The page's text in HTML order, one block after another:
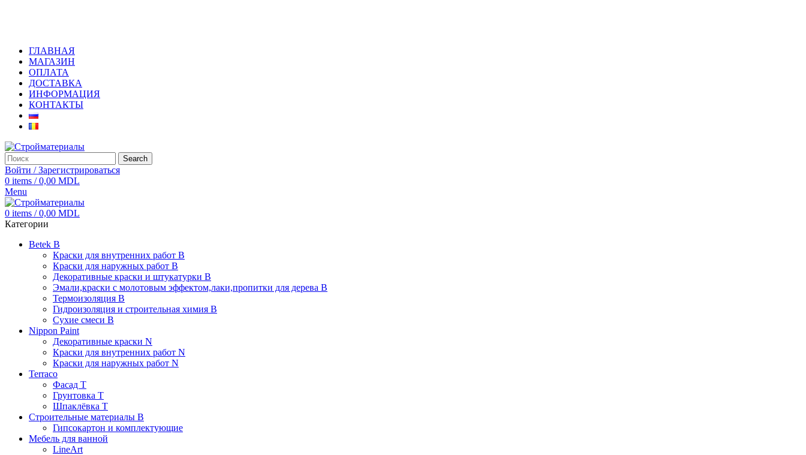
ГЛАВНАЯ
МАГАЗИН
ОПЛАТА
ДОСТАВКА
ИНФОРМАЦИЯ
КОНТАКТЫ
Search
Войти / Зарегистрироваться
0 items / 0,00 MDL
Menu
0 items / 0,00 MDL
Категории
Betek B
Краски для внутренних работ B
Краски для наружных работ B
Декоративные краски и штукатурки В
Эмали,краски с молотовым эффектом,лаки,пропитки для дерева В
Термоизоляция В
Гидроизоляция и строительная химия В
Сухие смеси B
Nippon Paint
Декоративные краски N
Краски для внутренних работ N
Краски для наружных работ N
Terraco
Фасад Т
Грунтовка T
Шпаклёвка T
Строительные материалы В
Гипсокартон и комплектующие
Мебель для ванной
LineArt